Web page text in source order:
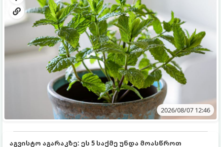
2026/08/07 12:46
აგვისტო აგარაკზე: ეს 5 საქმე უნდა მოასწროთ